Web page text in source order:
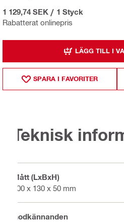
Rabatterat onlinepris
1 129,74 SEK / 1 Styck
LÄGG TILL I
SPARA I FAVORITER
Teknisk
Mått (LxBxH)
200 x 130 x 50 mm
Godkännanden